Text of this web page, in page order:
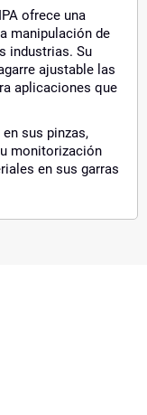
ofrece una
manipulación de
industrias. Su
ajustable las
aplicaciones que
sus pinzas,
monitorización
en sus garras